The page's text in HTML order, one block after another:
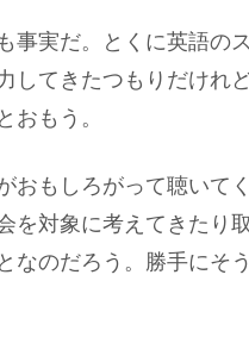
事実だ。とくに英語の
してきたつもりだけれ
おもう。
おもしろがって聴いて
を対象に考えてきたり
なのだろう。勝手にそ